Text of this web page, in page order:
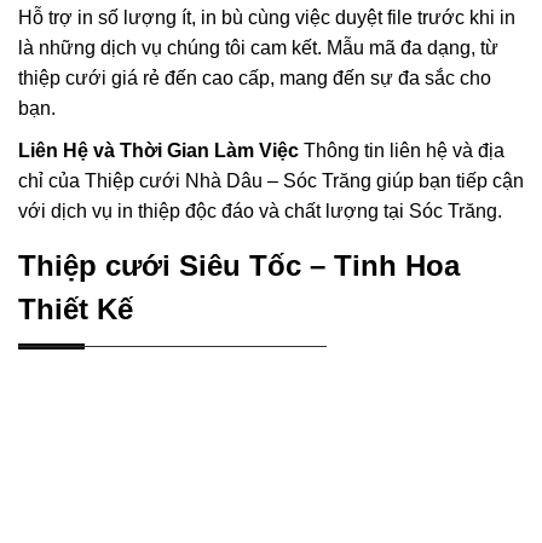
Hỗ trợ in số lượng ít, in bù cùng việc duyệt file trước khi in
là những dịch vụ chúng tôi cam kết. Mẫu mã đa dạng, từ
thiệp cưới giá rẻ đến cao cấp, mang đến sự đa sắc cho
bạn.
Liên Hệ và Thời Gian Làm Việc Thông tin liên hệ và địa
chỉ của Thiệp cưới Nhà Dâu – Sóc Trăng giúp bạn tiếp cận
với dịch vụ in thiệp độc đáo và chất lượng tại Sóc Trăng.
Thiệp cưới Siêu Tốc – Tinh Hoa
Thiết Kế